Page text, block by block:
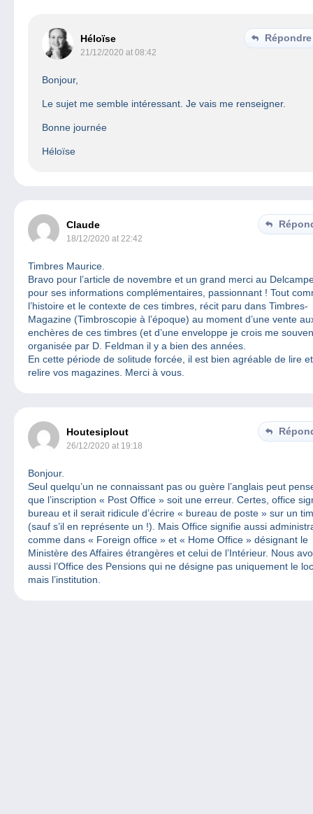
Héloïse
21/12/2020 at 08:42
Répondre
Bonjour,
Le sujet me semble intéressant. Je vais me renseigner.
Bonne journée
Héloïse
Claude
18/12/2020 at 22:42
Timbres Maurice.
Bravo pour l’article de novembre et un grand merci au
pour ses informations complémentaires, passionnant ! Tout
l’histoire et le contexte de ces timbres, récit paru dans Timbres-
Magazine (Timbroscopie à l’époque) au moment d’une vente
enchères de ces timbres (et d’une enveloppe je crois me
organisée par D. Feldman il y a bien des années.
En cette période de solitude forcée, il est bien agréable de lire et
relire vos magazines. Merci à vous.
Houtesiplout
26/12/2020 at 19:18
Bonjour.
Seul quelqu’un ne connaissant pas ou guère l’anglais peut
que l’inscription « Post Office » soit une erreur. Certes, office
bureau et il serait ridicule d’écrire « bureau de poste » sur un
(sauf s’il en représente un !). Mais Office signifie aussi
comme dans « Foreign office » et « Home Office » désignant le
Ministère des Affaires étrangères et celui de l’Intérieur. Nous
aussi l’Office des Pensions qui ne désigne pas uniquement le
mais l’institution.